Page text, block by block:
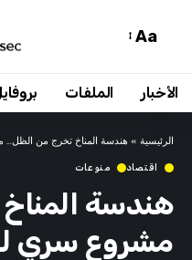
Aa
الأخبار الملفات
الرئيسية » هندسة المناخ تخرج من
اقتصاد منوعات
هندسة
مشروع سري